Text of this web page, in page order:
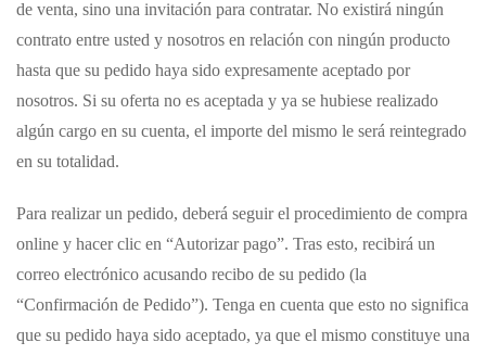
de venta, sino una invitación para contratar. No existirá ningún
contrato entre usted y nosotros en relación con ningún producto
hasta que su pedido haya sido expresamente aceptado por
nosotros. Si su oferta no es aceptada y ya se hubiese realizado
algún cargo en su cuenta, el importe del mismo le será reintegrado
en su totalidad.
Para realizar un pedido, deberá seguir el procedimiento de compra
online y hacer clic en “Autorizar pago”. Tras esto, recibirá un
correo electrónico acusando recibo de su pedido (la
“Confirmación de Pedido”). Tenga en cuenta que esto no significa
que su pedido haya sido aceptado, ya que el mismo constituye una